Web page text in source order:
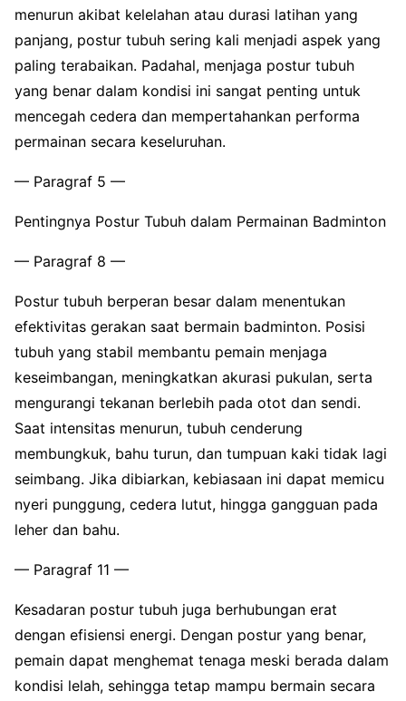
menurun akibat kelelahan atau durasi latihan yang
panjang, postur tubuh sering kali menjadi aspek yang
paling terabaikan. Padahal, menjaga postur tubuh
yang benar dalam kondisi ini sangat penting untuk
mencegah cedera dan mempertahankan performa
permainan secara keseluruhan.
— Paragraf 5 —
Pentingnya Postur Tubuh dalam Permainan Badminton
— Paragraf 8 —
Postur tubuh berperan besar dalam menentukan
efektivitas gerakan saat bermain badminton. Posisi
tubuh yang stabil membantu pemain menjaga
keseimbangan, meningkatkan akurasi pukulan, serta
mengurangi tekanan berlebih pada otot dan sendi.
Saat intensitas menurun, tubuh cenderung
membungkuk, bahu turun, dan tumpuan kaki tidak lagi
seimbang. Jika dibiarkan, kebiasaan ini dapat memicu
nyeri punggung, cedera lutut, hingga gangguan pada
leher dan bahu.
— Paragraf 11 —
Kesadaran postur tubuh juga berhubungan erat
dengan efisiensi energi. Dengan postur yang benar,
pemain dapat menghemat tenaga meski berada dalam
kondisi lelah, sehingga tetap mampu bermain secara